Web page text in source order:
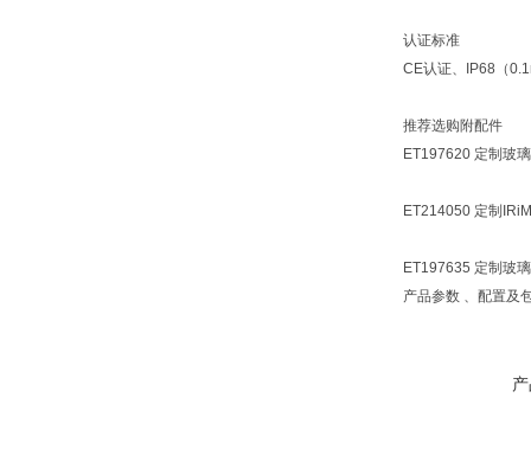
认证标准
CE认证、IP68（
推荐选购附配件
ET197620 定制玻
ET214050 定制
ET197635 定制玻
产品参数 、配置及